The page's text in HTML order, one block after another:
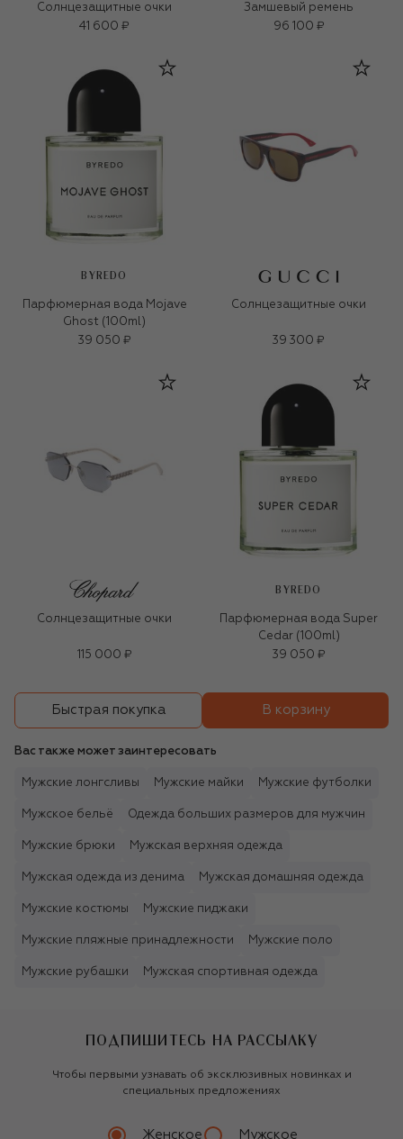
Солнцезащитные очки
41 600 ₽
Замшевый ремень
96 100 ₽
BYREDO
Парфюмерная вода Mojave
Ghost (100ml)
39 050 ₽
Солнцезащитные очки
39 300 ₽
Солнцезащитные очки
115 000 ₽
BYREDO
Парфюмерная вода Super
Cedar (100ml)
39 050 ₽
Быстрая покупка В корзину
Вас также может заинтересовать
Мужские лонгсливы Мужские майки Мужские футболки
Мужское бельё Одежда больших размеров для мужчин
Мужские брюки Мужская верхняя одежда
Мужская одежда из денима Мужская домашняя одежда
Мужские костюмы Мужские пиджаки
Мужские пляжные принадлежности Мужские поло
Мужские рубашки Мужская спортивная одежда
ПОДПИШИТЕСЬ НА РАССЫЛКУ
Чтобы первыми узнавать об эксклюзивных новинках и
специальных предложениях
Женское Мужское